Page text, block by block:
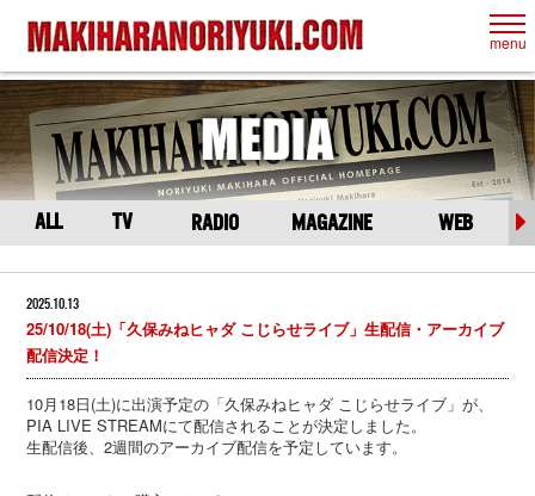
ALL TV RADIO MAGAZINE WEB
2025.10.13
25/10/18(土)「久保みねヒャダ こじらせライブ」生配信・アーカイブ
配信決定！
10月18日(土)に出演予定の「久保みねヒャダ こじらせライブ」が、
PIA LIVE STREAMにて配信されることが決定しました。
生配信後、2週間のアーカイブ配信を予定しています。